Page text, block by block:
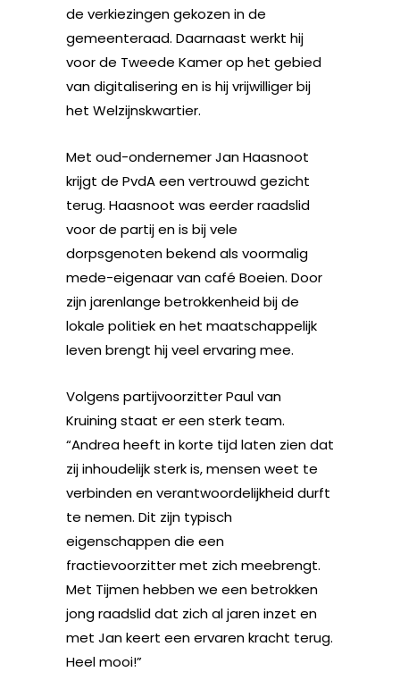
de verkiezingen gekozen in de
gemeenteraad. Daarnaast werkt hij
voor de Tweede Kamer op het gebied
van digitalisering en is hij vrijwilliger bij
het Welzijnskwartier.
Met oud-ondernemer Jan Haasnoot
krijgt de PvdA een vertrouwd gezicht
terug. Haasnoot was eerder raadslid
voor de partij en is bij vele
dorpsgenoten bekend als voormalig
mede-eigenaar van café Boeien. Door
zijn jarenlange betrokkenheid bij de
lokale politiek en het maatschappelijk
leven brengt hij veel ervaring mee.
Volgens partijvoorzitter Paul van
Kruining staat er een sterk team.
“Andrea heeft in korte tijd laten zien dat
zij inhoudelijk sterk is, mensen weet te
verbinden en verantwoordelijkheid durft
te nemen. Dit zijn typisch
eigenschappen die een
fractievoorzitter met zich meebrengt.
Met Tijmen hebben we een betrokken
jong raadslid dat zich al jaren inzet en
met Jan keert een ervaren kracht terug.
Heel mooi!”